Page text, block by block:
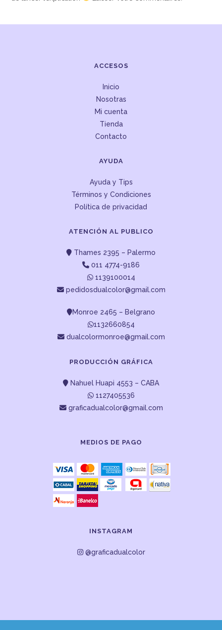
ACCESOS
Inicio
Nosotras
Mi cuenta
Tienda
Contacto
AYUDA
Ayuda y Tips
Términos y Condiciones
Política de privacidad
ATENCIÓN AL PUBLICO
Thames 2395 – Palermo
011 4774-9186
1139100014
pedidosdualcolor@gmail.com
Monroe 2465 – Belgrano
1132660854
dualcolormonroe@gmail.com
PRODUCCIÓN GRÁFICA
Nahuel Huapi 4553 – CABA
1127405536
graficadualcolor@gmail.com
MEDIOS DE PAGO
INSTAGRAM
@graficadualcolor